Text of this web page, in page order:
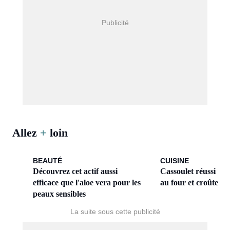
Allez + loin
BEAUTÉ
Découvrez cet actif aussi
efficace que l'aloe vera pour les
peaux sensibles
CUISINE
Cassoulet réussi :
au four et croûte